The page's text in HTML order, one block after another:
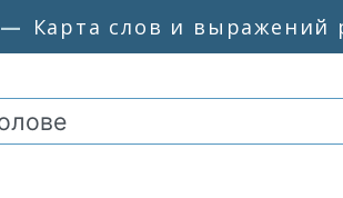
— Карта слов и выражений